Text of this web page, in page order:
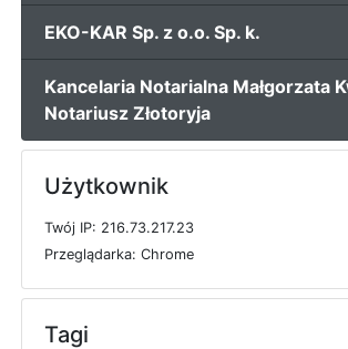
EKO-KAR Sp. z o.o. Sp. k.
Kancelaria Notarialna Małgorzata
Notariusz Złotoryja
Użytkownik
Twój IP: 216.73.217.23
Przeglądarka: Chrome
Tagi